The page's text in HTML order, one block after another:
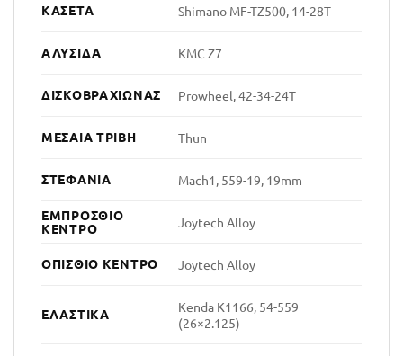
ΚΑΣΈΤΑ Shimano MF-TZ500, 14-28T
ΑΛΥΣΊΔΑ KMC Z7
ΔΙΣΚΟΒΡΑΧΊΩΝΑΣ Prowheel, 42-34-24T
ΜΕΣΑΊΑ ΤΡΙΒΉ Thun
ΣΤΕΦΆΝΙΑ Mach1, 559-19, 19mm
ΕΜΠΡΌΣΘΙΟ
ΚΈΝΤΡΟ
Joytech Alloy
ΟΠΊΣΘΙΟ ΚΈΝΤΡΟ Joytech Alloy
ΕΛΑΣΤΙΚΆ
Kenda K1166, 54-559
(26×2.125)